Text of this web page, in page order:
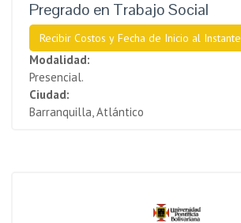
Pregrado en Trabajo Social
Recibir Costos y Fecha de Inicio al Instante
Modalidad:
Presencial.
Ciudad:
Barranquilla, Atlántico